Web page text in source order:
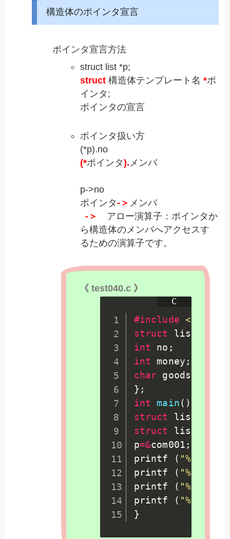
構造体のポインタ宣言
ポインタ宣言方法
struct list *p;
struct 構造体テンプレート名*ポ
インタ;
ポインタの宣言
ポインタ扱い方
(*p).no
(*ポインタ).メンバ
p->no
ポインタ-＞ メンバ
-＞
アロー演算子：ポインタか
ら構造体のメンバへアクセスす
るための演算子です。
《 test040.c 》
#include
struct
list
int
no ;
int
money ;
char goods
} ;
int
main( )
struct
list
struct
list
p=&com001 ;
printf
( "%d %d
printf
( "%d %d
printf
( "%d %d
printf
( "%x \n"
}